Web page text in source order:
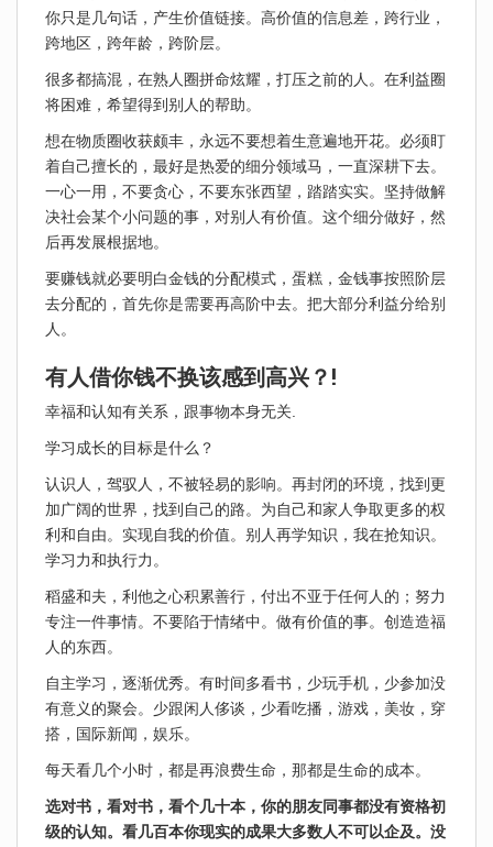
你只是几句话，产生价值链接。高价值的信息差，跨行业，
跨地区，跨年龄，跨阶层。
很多都搞混，在熟人圈拼命炫耀，打压之前的人。在利益圈
将困难，希望得到别人的帮助。
想在物质圈收获颇丰，永远不要想着生意遍地开花。必须盯
着自己擅长的，最好是热爱的细分领域马，一直深耕下去。
一心一用，不要贪心，不要东张西望，踏踏实实。坚持做解
决社会某个小问题的事，对别人有价值。这个细分做好，然
后再发展根据地。
要赚钱就必要明白金钱的分配模式，蛋糕，金钱事按照阶层
去分配的，首先你是需要再高阶中去。把大部分利益分给别
人。
有人借你钱不换该感到高兴？!
幸福和认知有关系，跟事物本身无关.
学习成长的目标是什么？
认识人，驾驭人，不被轻易的影响。再封闭的环境，找到更
加广阔的世界，找到自己的路。为自己和家人争取更多的权
利和自由。实现自我的价值。别人再学知识，我在抢知识。
学习力和执行力。
稻盛和夫，利他之心积累善行，付出不亚于任何人的；努力
专注一件事情。不要陷于情绪中。做有价值的事。创造造福
人的东西。
自主学习，逐渐优秀。有时间多看书，少玩手机，少参加没
有意义的聚会。少跟闲人侈谈，少看吃播，游戏，美妆，穿
搭，国际新闻，娱乐。
每天看几个小时，都是再浪费生命，那都是生命的成本。
选对书，看对书，看个几十本，你的朋友同事都没有资格初
级的认知。看几百本你现实的成果大多数人不可以企及。没